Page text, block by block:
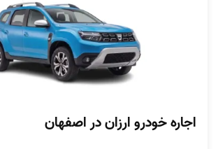
اجاره خودرو ارزان در اصفهان